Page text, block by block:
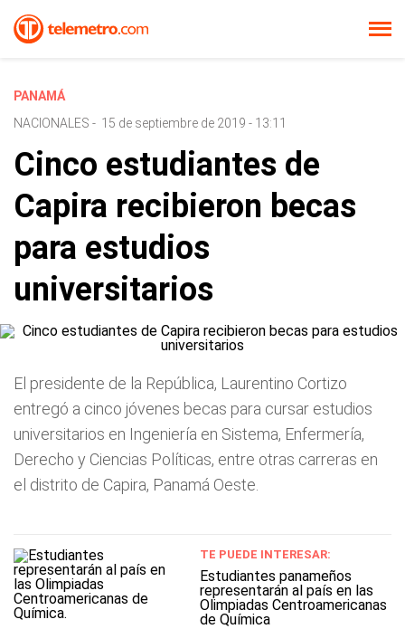
PANAMÁ
NACIONALES - 15 de septiembre de 2019 - 13:11
Cinco estudiantes de
Capira recibieron becas
para estudios
universitarios
El presidente de la República, Laurentino Cortizo
entregó a cinco jóvenes becas para cursar estudios
universitarios en Ingeniería en Sistema, Enfermería,
Derecho y Ciencias Políticas, entre otras carreras en
el distrito de Capira, Panamá Oeste.
TE PUEDE INTERESAR:
Estudiantes panameños
representarán al país en las
Olimpiadas Centroamericanas
de Química